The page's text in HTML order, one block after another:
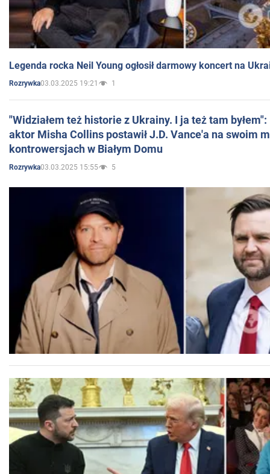
Legenda rocka Neil Young ogłosił darmowy koncert na
Rozrywka03.03.2025 19:21 1
"Widziałem też historie z Ukrainy. I ja też tam
aktor Misha Collins postawił J.D. Vance'a na swoim
kontrowersjach w Białym Domu
Rozrywka03.03.2025 15:55 5